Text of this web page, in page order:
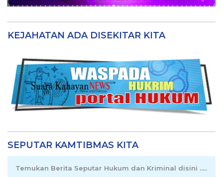
KEJAHATAN ADA DISEKITAR KITA
SEPUTAR KAMTIBMAS KITA
Temukan Berita Seputar Hukum dan Kriminal disini .....